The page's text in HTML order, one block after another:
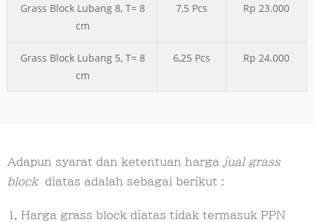
Grass Block Lubang 8, T= 8
cm
7,5 Pcs Rp 23.000
Grass Block Lubang 5, T= 8
cm
6,25 Pcs Rp 24.000
Adapun syarat dan ketentuan harga jual grass
blockdiatas adalah sebagai berikut :
Harga grass block diatas tidak termasuk PPN